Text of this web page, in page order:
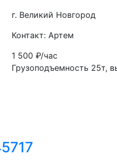
г. Великий Новгород
Контакт: Артем
1 500 ₽/час
Грузоподъемность 25т,